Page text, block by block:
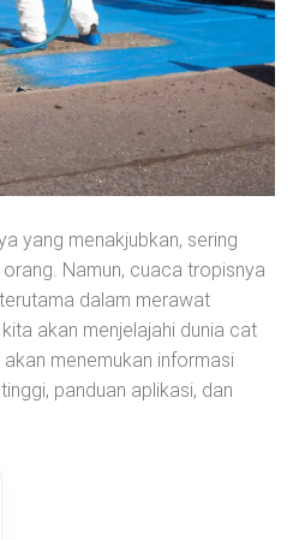
yang menakjubkan, sering
Namun, cuaca tropisnya
dalam merawat
akan menjelajahi dunia cat
menemukan informasi
panduan aplikasi, dan